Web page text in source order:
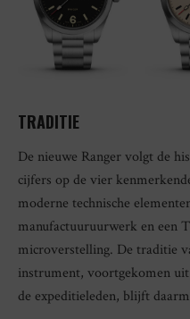
TRADITIE
De nieuwe Ranger volgt de
cijfers op de vier
moderne technische
manufactuuruurwerk en een
microverstelling. De traditie
instrument, voortgekomen
de expeditieleden, blijft